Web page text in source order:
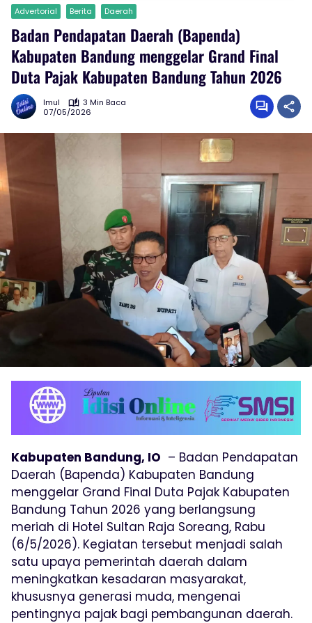
Advertorial Berita Daerah
Badan Pendapatan Daerah (Bapenda)
Kabupaten Bandung menggelar Grand Final
Duta Pajak Kabupaten Bandung Tahun 2026
Imul
3 Min Baca
07/05/2026
Kabupaten Bandung, IO – Badan Pendapatan
Daerah (Bapenda) Kabupaten Bandung
menggelar Grand Final Duta Pajak Kabupaten
Bandung Tahun 2026 yang berlangsung
meriah di Hotel Sultan Raja Soreang, Rabu
(6/5/2026). Kegiatan tersebut menjadi salah
satu upaya pemerintah daerah dalam
meningkatkan kesadaran masyarakat,
khususnya generasi muda, mengenai
pentingnya pajak bagi pembangunan daerah.